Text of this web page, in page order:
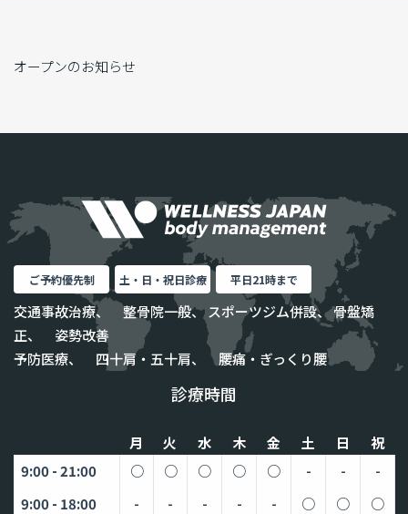
オープンのお知らせ
ご予約優先制 土・日・祝日診療 平日21時まで
交通事故治療、 整骨院一般、 スポーツジム併設、 骨盤矯
正、 姿勢改善
予防医療、 四十肩・五十肩、 腰痛・ぎっくり腰
診療時間
月 火 水 木 金 土 日
祝
9:00 - 21:00
○ ○ ○ ○ ○ - -
-
9:00 - 18:00
- - - - - ○ ○ ○